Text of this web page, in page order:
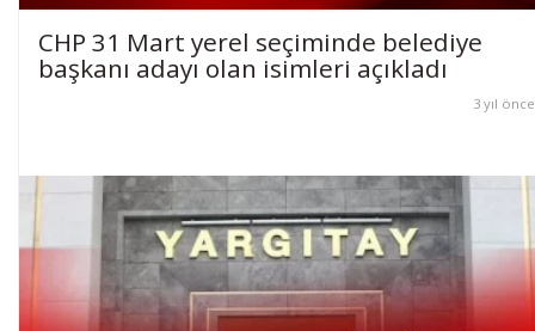
CHP 31 Mart yerel seçiminde belediye
başkanı adayı olan isimleri açıkladı
3 yıl önce